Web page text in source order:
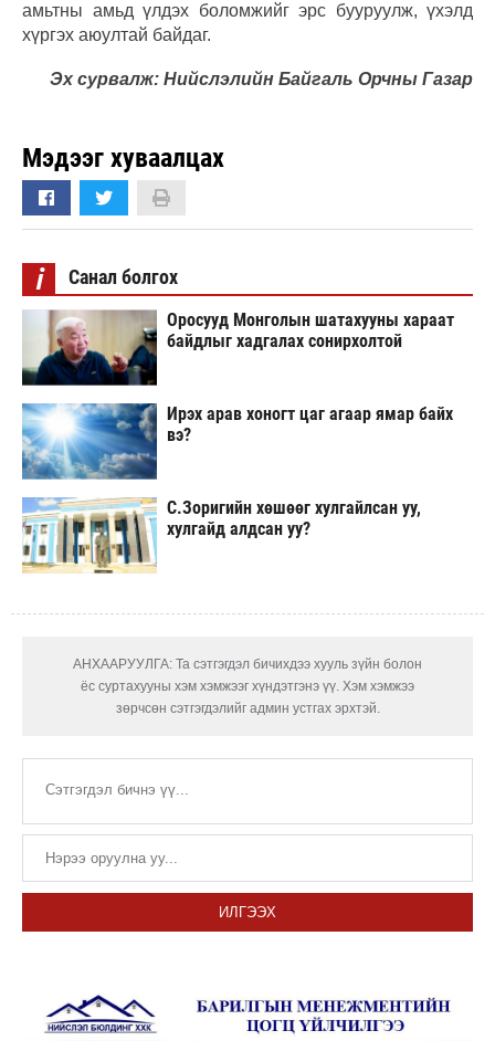
амьтны амьд үлдэх боломжийг эрс бууруулж, үхэлд
хүргэх аюултай байдаг.
Эх сурвалж: Нийслэлийн Байгаль Орчны Газар
Мэдээг хуваалцах
i Санал болгох
Оросууд Монголын шатахууны хараат
байдлыг хадгалах сонирхолтой
Ирэх арав хоногт цаг агаар ямар байх
вэ?
С.Зоригийн хөшөөг хулгайлсан уу,
хулгайд алдсан уу?
АНХААРУУЛГА: Та сэтгэгдэл бичихдээ хууль зүйн болон
ёс суртахууны хэм хэмжээг хүндэтгэнэ үү. Хэм хэмжээ
зөрчсөн сэтгэгдэлийг админ устгах эрхтэй.
ИЛГЭЭХ